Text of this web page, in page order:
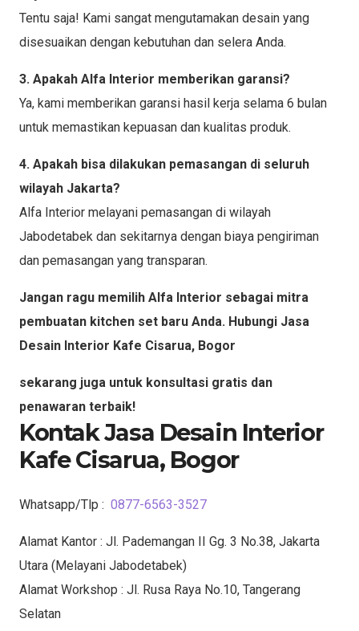
Tentu saja! Kami sangat mengutamakan desain yang
disesuaikan dengan kebutuhan dan selera Anda.
3. Apakah Alfa Interior memberikan garansi?
Ya, kami memberikan garansi hasil kerja selama 6 bulan
untuk memastikan kepuasan dan kualitas produk.
4. Apakah bisa dilakukan pemasangan di seluruh
wilayah Jakarta?
Alfa Interior melayani pemasangan di wilayah
Jabodetabek dan sekitarnya dengan biaya pengiriman
dan pemasangan yang transparan.
Jangan ragu memilih Alfa Interior sebagai mitra
pembuatan kitchen set baru Anda. Hubungi Jasa
Desain Interior Kafe Cisarua, Bogor
sekarang juga untuk konsultasi gratis dan
penawaran terbaik!
Kontak Jasa Desain Interior
Kafe Cisarua, Bogor
Whatsapp/Tlp : 0877-6563-3527
Alamat Kantor : Jl. Pademangan II Gg. 3 No.38, Jakarta
Utara (Melayani Jabodetabek)
Alamat Workshop : Jl. Rusa Raya No.10, Tangerang
Selatan